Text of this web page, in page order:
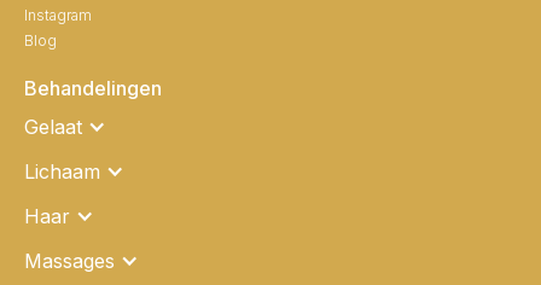
Instagram
Blog
Behandelingen
Gelaat
Lichaam
Haar
Massages